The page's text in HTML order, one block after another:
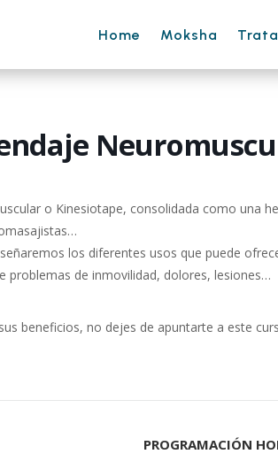
Home Moksha
o Kinesiotape, consolidada como una
los diferentes usos que puede
problemas de inmovilidad, dolores, lesiones…
beneficios, no dejes de apuntarte a este
PROGRAMACIÓN